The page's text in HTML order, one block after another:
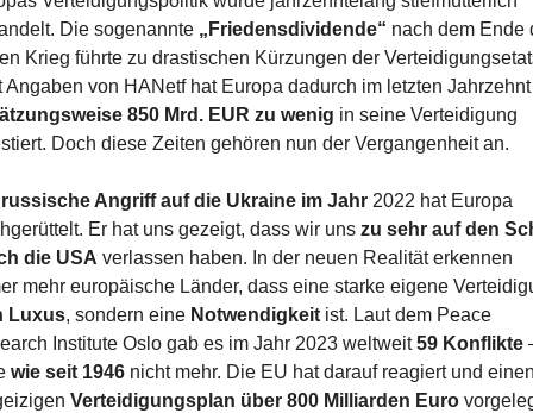
Die sogenannte „Friedensdividende“ nach dem Ende
Krieg führte zu drastischen Kürzungen der
Laut Angaben von HANetf
850 Mrd. EUR zu wenig in seine Verteidigung
Doch diese Zeiten gehören nun der Vergangenheit an.
russische Angriff auf die Ukraine im Jahr 2022 hat Europa
Er hat uns gezeigt, dass wir uns zu sehr auf den
die USA verlassen haben. In der neuen Realität erkennen
Luxus, sondern eine Notwendigkeit ist. Laut dem Peace
Institute Oslo gab es im Jahr 2023 weltweit 59 Konflikte
wie seit 1946 nicht mehr. Die EU hat darauf reagiert und
Verteidigungsplan über 800 Milliarden Euro